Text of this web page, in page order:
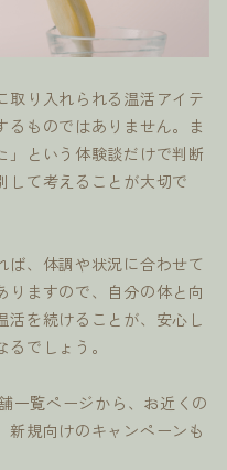
取り入れられる温活アイテ
るものではありません。ま
」という体験談だけで判断
して考えることが大切で
ば、体調や状況に合わせて
りますので、自分の体と向
活を続けることが、安心し
でしょう。
一覧ページから、お近くの
新規向けのキャンペーンも